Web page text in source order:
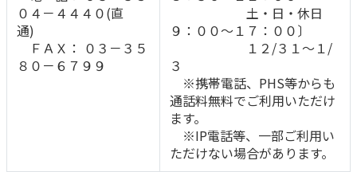
０４－４４４０(直
通)
ＦＡＸ： ０３－３５
８０－６７９９
土・日・休日
９：００～１７：００〕
１２/３１～１/
３
※携帯電話、PHS等からも
通話料無料でご利用いただけ
ます。
※IP電話等、一部ご利用い
ただけない場合があります。